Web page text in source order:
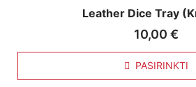
Leather Dice Tray
10,00 €
PASIRINKTI